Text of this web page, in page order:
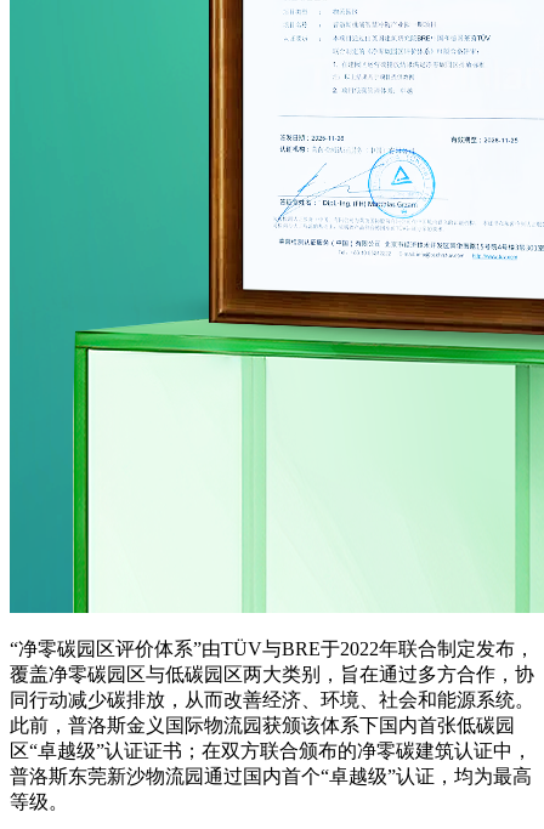
“净零碳园区评价体系”由TÜV与BRE于2022年联合制定发布，
覆盖净零碳园区与低碳园区两大类别，旨在通过多方合作，协
同行动减少碳排放，从而改善经济、环境、社会和能源系统。
此前， 普洛斯金义国际物流园获颁该体系下国内首张低碳园
区“卓越级”认证证书；在双方联合颁布的净零碳建筑认证中，
普洛斯东莞新沙物流园通过国内首个“卓越级”认证，均为最高
等级。